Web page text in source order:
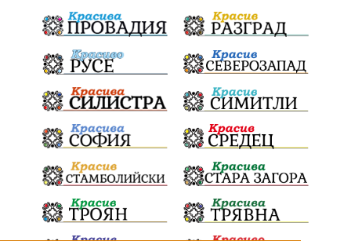
БрашноСтоименов ИстинскиХляб
БългарскоКачество Запис
ПолитическоЗадкулисие Микродрон
КомарДрон КитайскаТехнология
ВоенниТехнологии Наркотици